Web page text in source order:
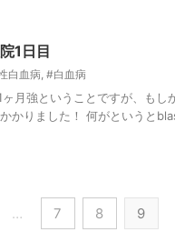
1日目
白血病, #白血病
月強ということですが、もし
かりました！ 何がというと
… 7 8 9